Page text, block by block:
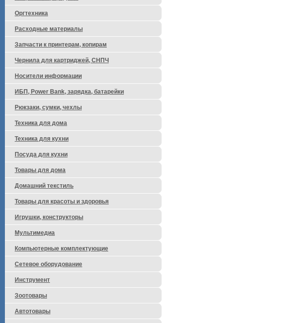
Оргтехника
Расходные материалы
Запчасти к принтерам, копирам
Чернила для картриджей, СНПЧ
Носители информации
ИБП, Power Bank, зарядка, батарейки
Рюкзаки, сумки, чехлы
Техника для дома
Техника для кухни
Посуда для кухни
Товары для дома
Домашний текстиль
Товары для красоты и здоровья
Игрушки, конструкторы
Мультимедиа
Компьютерные комплектующие
Сетевое оборудование
Инструмент
Зоотовары
Автотовары